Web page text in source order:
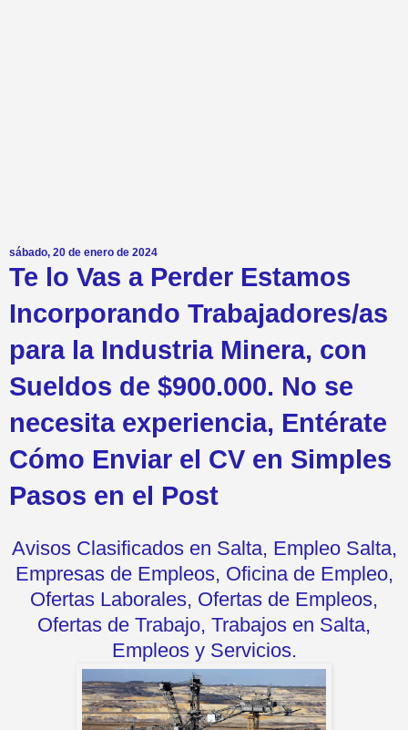
sábado, 20 de enero de 2024
Te lo Vas a Perder Estamos
Incorporando Trabajadores/as
para la Industria Minera, con
Sueldos de $900.000. No se
necesita experiencia, Entérate
Cómo Enviar el CV en Simples
Pasos en el Post
Avisos Clasificados en Salta, Empleo Salta,
Empresas de Empleos, Oficina de Empleo,
Ofertas Laborales, Ofertas de Empleos,
Ofertas de Trabajo, Trabajos en Salta,
Empleos y Servicios.